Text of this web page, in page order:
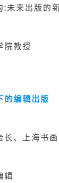
:未来出版的
院教授
的编辑出版
长、上海书
辑